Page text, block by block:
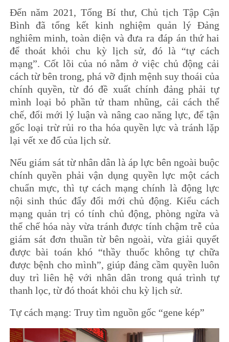
Đến năm 2021, Tổng Bí thư, Chủ tịch Tập Cận
Bình đã tổng kết kinh nghiệm quản lý Đảng
nghiêm minh, toàn diện và đưa ra đáp án thứ hai
để thoát khỏi chu kỳ lịch sử, đó là “tự cách
mạng”. Cốt lõi của nó nằm ở việc chủ động cải
cách từ bên trong, phá vỡ định mệnh suy thoái của
chính quyền, từ đó đề xuất chính đảng phải tự
mình loại bỏ phần tử tham nhũng, cải cách thể
chế, đổi mới lý luận và nâng cao năng lực, để tận
gốc loại trừ rủi ro tha hóa quyền lực và tránh lặp
lại vết xe đổ của lịch sử.
Nếu giám sát từ nhân dân là áp lực bên ngoài buộc
chính quyền phải vận dụng quyền lực một cách
chuẩn mực, thì tự cách mạng chính là động lực
nội sinh thúc đẩy đổi mới chủ động. Kiểu cách
mạng quản trị có tính chủ động, phòng ngừa và
thể chế hóa này vừa tránh được tính chậm trễ của
giám sát đơn thuần từ bên ngoài, vừa giải quyết
được bài toán khó “thầy thuốc không tự chữa
được bệnh cho mình”, giúp đảng cầm quyền luôn
duy trì liên hệ với nhân dân trong quá trình tự
thanh lọc, từ đó thoát khỏi chu kỳ lịch sử.
Tự cách mạng: Truy tìm nguồn gốc “gene kép”